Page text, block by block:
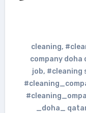
,
company doha
job, #cleaning
_doha_